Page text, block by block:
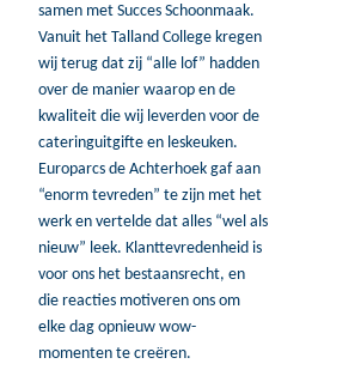
samen met Succes Schoonmaak.
Vanuit het Talland College kregen
wij terug dat zij “alle lof” hadden
over de manier waarop en de
kwaliteit die wij leverden voor de
cateringuitgifte en leskeuken.
Europarcs de Achterhoek gaf aan
“enorm tevreden” te zijn met het
werk en vertelde dat alles “wel als
nieuw” leek. Klanttevredenheid is
voor ons het bestaansrecht, en
die reacties motiveren ons om
elke dag opnieuw wow-
momenten te creëren.